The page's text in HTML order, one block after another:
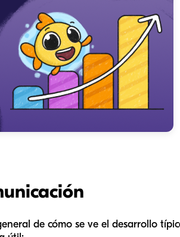
de cómo se ve el desarrollo